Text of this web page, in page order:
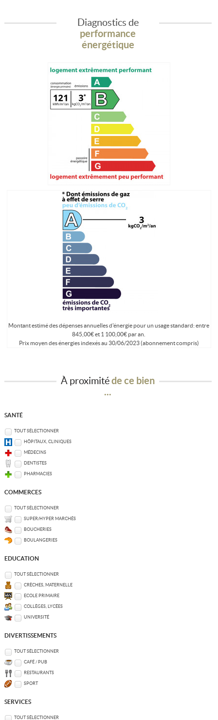
Diagnostics de
performance
énergétique
Montant estimé des dépenses annuelles d'énergie pour un usage standard: entre
845,00€ et 1 100,00€ par an.
Prix moyen des énergies indexés au 30/06/2023 (abonnement compris)
À proximitéde ce bien
...
SANTÉ
TOUT SÉLECTIONNER
HÔPITAUX, CLINIQUES
MÉDECINS
DENTISTES
PHARMACIES
COMMERCES
TOUT SÉLECTIONNER
SUPER/HYPER MARCHÉS
BOUCHERIES
BOULANGERIES
EDUCATION
TOUT SÉLECTIONNER
CRÈCHES, MATERNELLE
ECOLE PRIMAIRE
COLLÈGES, LYCÉES
UNIVERSITÉ
DIVERTISSEMENTS
TOUT SÉLECTIONNER
CAFÉ / PUB
RESTAURANTS
SPORT
SERVICES
TOUT SÉLECTIONNER